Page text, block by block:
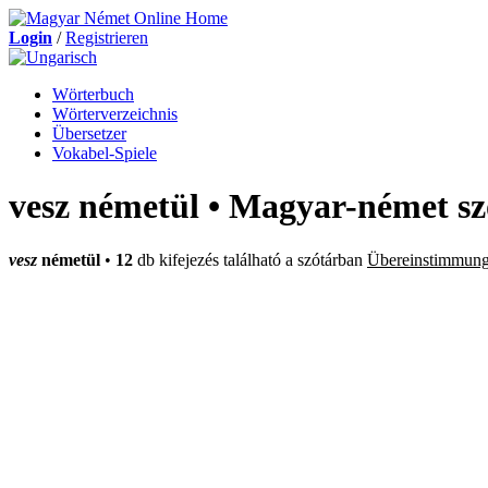
Login /Registrieren
Wörterbuch
Wörterverzeichnis
Übersetzer
Vokabel-Spiele
vesz németül • Magyar-német
vesz németül • 12 db kifejezés található a szótárban